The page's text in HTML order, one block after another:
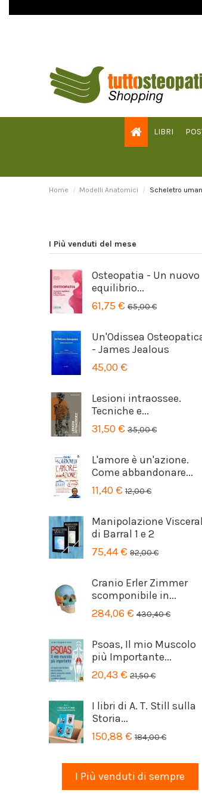
LIBRI
Home Modelli Anatomici Scheletro
I Più venduti del mese
Osteopatia - Un nuovo
equilibrio...
61,75 € 65,00 €
Un'Odissea
- James Jealous
45,00 €
Lesioni intraossee.
Tecniche e...
31,50 € 35,00 €
L'amore è un'azione.
Come abbandonare...
11,40 € 12,00 €
Manipolazione
di Barral 1 e 2
75,44 € 92,00 €
Cranio Erler Zimmer
scomponibile in...
284,06 € 430,40 €
Psoas, Il mio Muscolo
più Importante...
20,43 € 21,50 €
I libri di A. T. Still sulla
Storia...
150,88 € 184,00 €
I Più venduti di sempre